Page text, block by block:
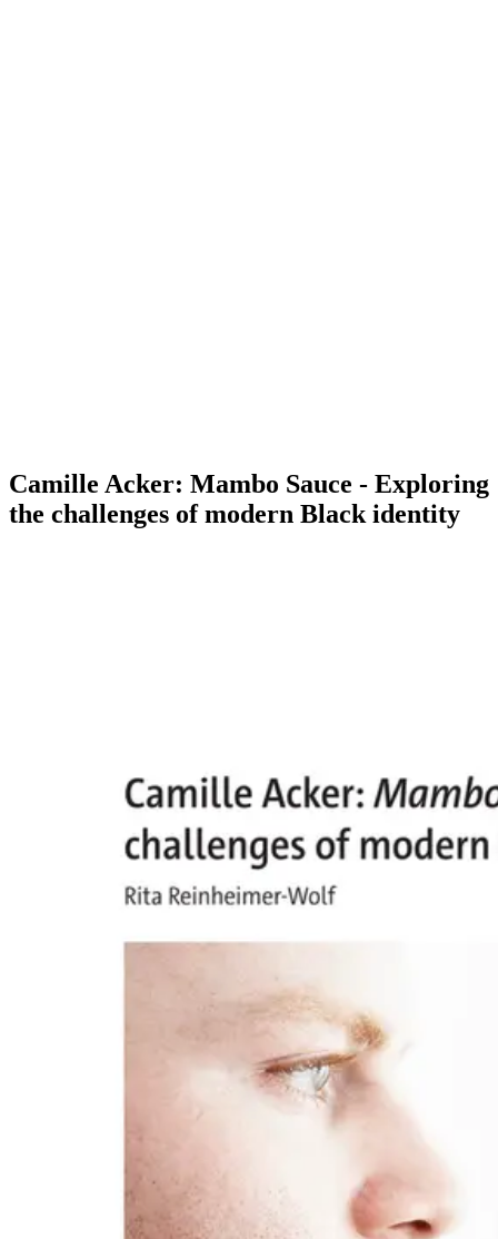
Camille Acker: Mambo Sauce - Exploring
the challenges of modern Black identity